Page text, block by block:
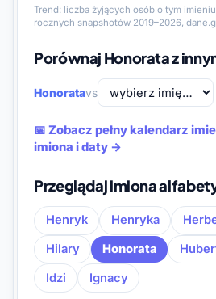
Trend: liczba żyjących osób o tym
rocznych snapshotów 2019–2026,
Porównaj Honorata z
Honoratavs
📅 Zobacz pełny kalendarz
imiona i daty →
Przeglądaj imiona
Henryk Henryka
Hilary
Honorata
Idzi
Ignacy